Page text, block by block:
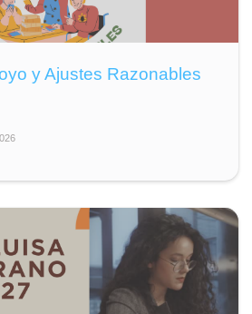
y Ajustes Razonables